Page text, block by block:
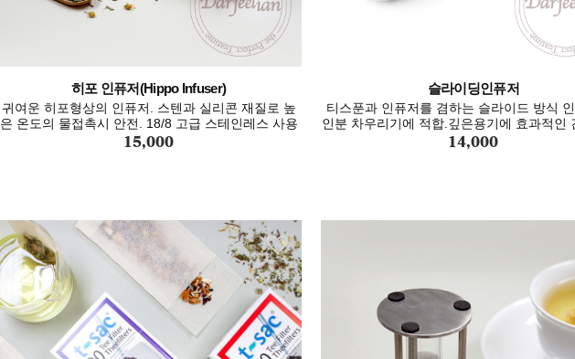
히포 인퓨저(Hippo Infuser)
귀여운 히포형상의 인퓨저. 스텐과 실리콘 재질로 높
은 온도의 물접촉시 안전. 18/8 고급 스테인레스 사용
15,000
슬라이딩인퓨저
티스푼과 인퓨저를 겸하는 슬라이드 방식
인분 차우리기에 적합.깊은용기에 효과적인
14,000